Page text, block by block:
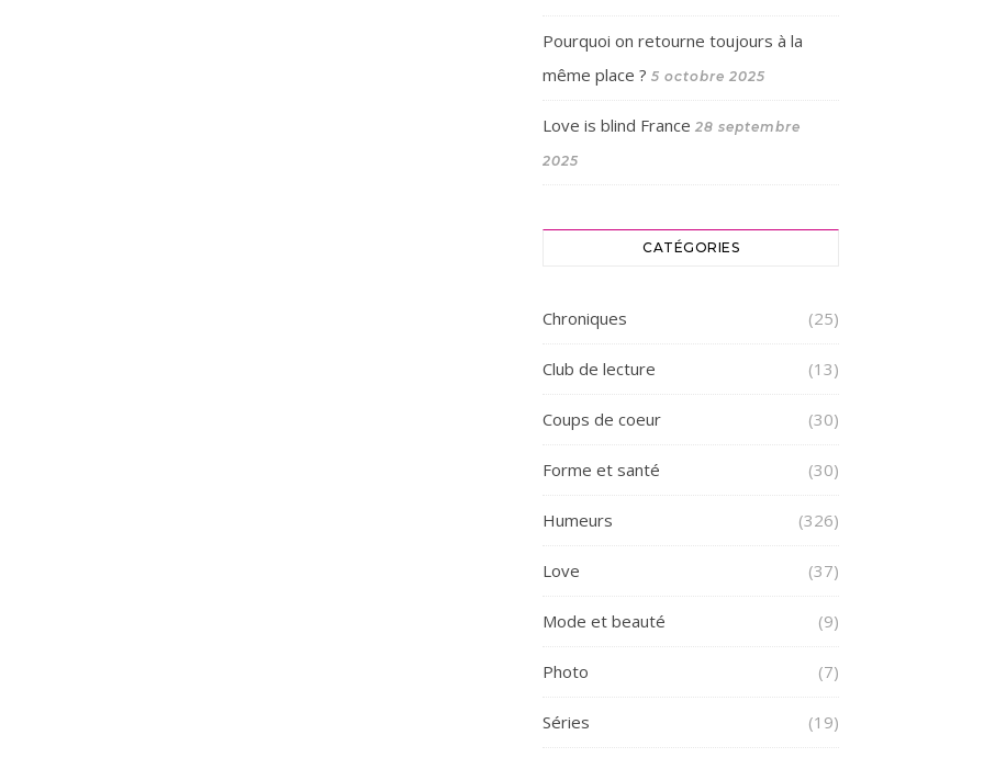
Pourquoi on retourne toujours à la
même place ? 5 octobre 2025
Love is blind France 28 septembre
2025
CATÉGORIES
Chroniques (25)
Club de lecture (13)
Coups de coeur (30)
Forme et santé (30)
Humeurs (326)
Love (37)
Mode et beauté (9)
Photo (7)
Séries (19)